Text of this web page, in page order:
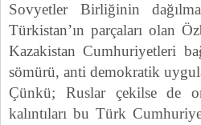
Sovyetler Birliğinin
Türkistan’ın parçaları olan
Kazakistan Cumhuriyetleri
sömürü, anti demokratik
Çünkü; Ruslar çekilse de
kalıntıları bu Türk